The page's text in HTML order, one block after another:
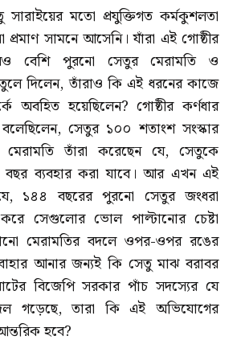
সারাইয়ের মতো প্রযুক্তিগত কর্মকুশলতা
সামনে আসেনি। যাঁরা এই গোষ্ঠীর
বেশি পুরনো সেতুর মেরামতি ও
দিলেন, তাঁরাও কি এই ধরনের কাজে
অবহিত হয়েছিলেন? গোষ্ঠীর কর্ণধার
সেতুর ১০০ শতাংশ সংস্কার
তাঁরা করেছেন যে, সেতুকে
ব্যবহার করা যাবে। আর এখন এই
১৪৪ বছরের পুরনো সেতুর জংধরা
সেগুলোর ভোল পাল্টানোর চেষ্টা
মেরামতির বদলে ওপর-ওপর রঙের
আনার জন্যই কি সেতু মাঝ বরাবর
বিজেপি সরকার পাঁচ সদস্যের যে
গড়েছে, তারা কি এই অভিযোগের
হবে?